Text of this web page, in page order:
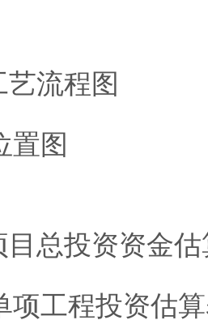
流程图
置图
总投资资金估
项工程投资估